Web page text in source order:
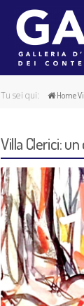
Tu sei qui: Home
Villa Clerici: